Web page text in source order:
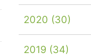
2020 (30)
2019 (34)